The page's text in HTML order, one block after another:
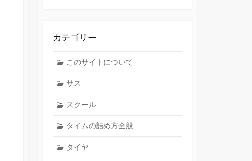
カテゴリー
このサイトについて
サス
スクール
タイムの詰め方全般
タイヤ